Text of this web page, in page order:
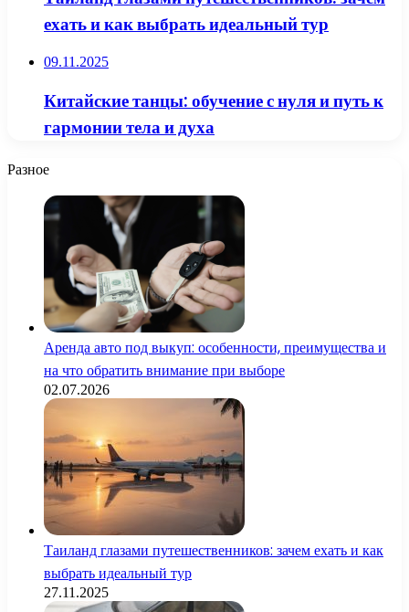
ехать и как выбрать идеальный тур
09.11.2025
Китайские танцы: обучение с нуля и путь к
гармонии тела и духа
Разное
Аренда авто под выкуп: особенности, преимущества и
на что обратить внимание при выборе
02.07.2026
Таиланд глазами путешественников: зачем ехать и как
выбрать идеальный тур
27.11.2025